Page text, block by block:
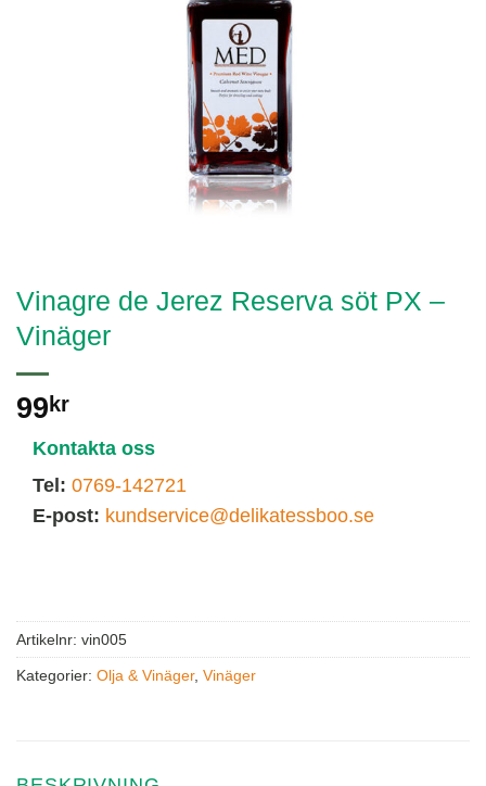
Vinagre de Jerez Reserva söt PX –
Vinäger
99 kr
Kontakta oss
Tel: 0769-142721
E-post: kundservice@delikatessboo.se
Artikelnr: vin005
Kategorier: Olja & Vinäger, Vinäger